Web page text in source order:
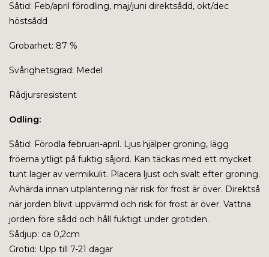
Såtid: Feb/april förodling, maj/juni direktsådd, okt/dec
höstsådd
Grobarhet: 87 %
Svårighetsgrad: Medel
Rådjursresistent
Odling:
Såtid: Förodla februari-april. Ljus hjälper groning, lägg
fröerna ytligt på fuktig såjord. Kan täckas med ett mycket
tunt lager av vermikulit. Placera ljust och svalt efter groning.
Avhärda innan utplantering när risk för frost är över. Direktså
när jorden blivit uppvärmd och risk för frost är över. Vattna
jorden före sådd och håll fuktigt under grotiden.
Sådjup: ca 0,2cm
Grotid: Upp till 7-21 dagar